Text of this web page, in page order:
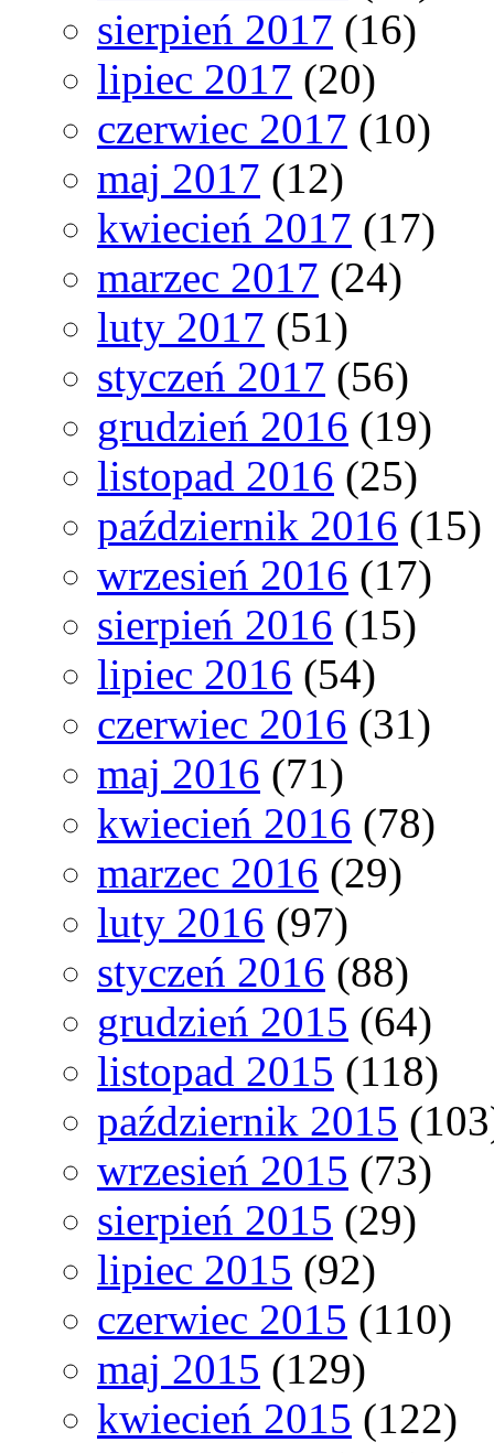
sierpień 2017 (16)
lipiec 2017 (20)
czerwiec 2017 (10)
maj 2017 (12)
kwiecień 2017 (17)
marzec 2017 (24)
luty 2017 (51)
styczeń 2017 (56)
grudzień 2016 (19)
listopad 2016 (25)
październik 2016 (15)
wrzesień 2016 (17)
sierpień 2016 (15)
lipiec 2016 (54)
czerwiec 2016 (31)
maj 2016 (71)
kwiecień 2016 (78)
marzec 2016 (29)
luty 2016 (97)
styczeń 2016 (88)
grudzień 2015 (64)
listopad 2015 (118)
październik 2015
wrzesień 2015 (73)
sierpień 2015 (29)
lipiec 2015 (92)
czerwiec 2015 (110)
maj 2015 (129)
kwiecień 2015 (122)